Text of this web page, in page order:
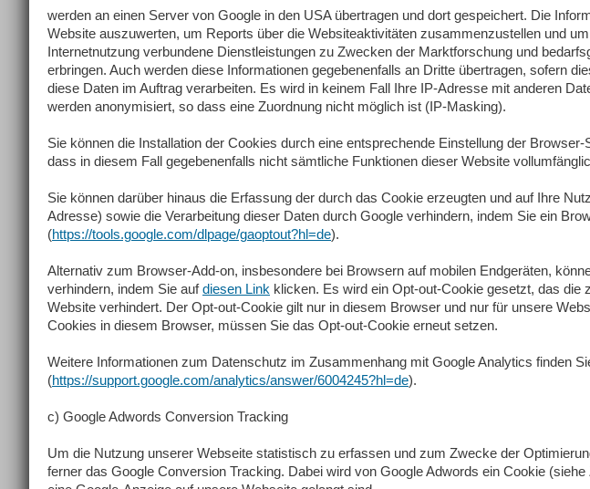
werden an einen Server von Google in den USA übertragen und dort gespeichert. Die
Website auszuwerten, um Reports über die Websiteaktivitäten zusammenzustellen und
Internetnutzung verbundene Dienstleistungen zu Zwecken der Marktforschung und
erbringen. Auch werden diese Informationen gegebenenfalls an Dritte übertragen, sofern
diese Daten im Auftrag verarbeiten. Es wird in keinem Fall Ihre IP-Adresse mit anderen
werden anonymisiert, so dass eine Zuordnung nicht möglich ist (IP-Masking).
Sie können die Installation der Cookies durch eine entsprechende Einstellung der
dass in diesem Fall gegebenenfalls nicht sämtliche Funktionen dieser Website
Sie können darüber hinaus die Erfassung der durch das Cookie erzeugten und auf Ihre
Adresse) sowie die Verarbeitung dieser Daten durch Google verhindern, indem Sie ein
(https://tools.google.com/dlpage/gaoptout?hl=de).
Alternativ zum Browser-Add-on, insbesondere bei Browsern auf mobilen Endgeräten,
verhindern, indem Sie aufdiesen Link klicken. Es wird ein Opt-out-Cookie gesetzt, das
Website verhindert. Der Opt-out-Cookie gilt nur in diesem Browser und nur für unsere
Cookies in diesem Browser, müssen Sie das Opt-out-Cookie erneut setzen.
Weitere Informationen zum Datenschutz im Zusammenhang mit Google Analytics finden
(https://support.google.com/analytics/answer/6004245?hl=de).
c) Google Adwords Conversion Tracking
Um die Nutzung unserer Webseite statistisch zu erfassen und zum Zwecke der
ferner das Google Conversion Tracking. Dabei wird von Google Adwords ein Cookie